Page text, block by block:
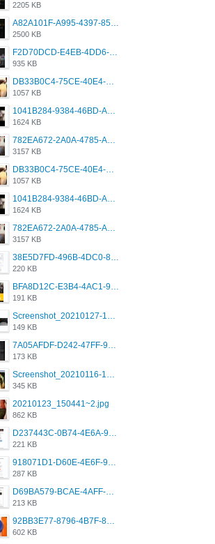
2205 KB
A82A101F-A995-4397-8534-7EB8F89DCCB6.png
2500 KB
F2D70DCD-E4EB-4DD6-B5E2-B307012546D7.png
935 KB
DB33B0C4-75CE-40E4-A6AC-0197671C4DF7.jpeg
1057 KB
1041B284-9384-46BD-A8D2-2905F5837CAA.png
1624 KB
782EA672-2A0A-4785-A337-4340E4AFEE7A.png
3157 KB
DB33B0C4-75CE-40E4-A6AC-0197671C4DF7.jpeg
1057 KB
1041B284-9384-46BD-A8D2-2905F5837CAA.png
1624 KB
782EA672-2A0A-4785-A337-4340E4AFEE7A.png
3157 KB
38E5D7FD-496B-4DC0-8693-3830613F02E3.jpeg
220 KB
BFA8D12C-E3B4-4AC1-945A-A4F53D5ECE14.jpeg
191 KB
Screenshot_20210127-191056_Grindr.jpg
149 KB
7A05AFDF-D242-47FF-9F52-60B003D0167B.jpeg
173 KB
Screenshot_20210116-102820.jpg
345 KB
20210123_150441~2.jpg
862 KB
D237443C-0B74-4E6A-9382-A5F8DA2912A9.jpeg
221 KB
918071D1-D60E-4E6F-98FD-789350930259.jpeg
287 KB
D69BA579-BCAE-4AFF-BB66-B559C4A6E2E3.jpeg
213 KB
92BB3E77-8796-4B7F-8C5A-2E41554E96A0.jpeg
602 KB